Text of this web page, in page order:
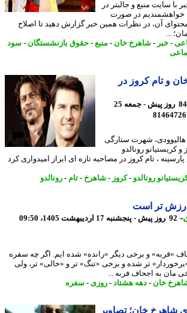
منبع و جالبتر در
در صورت
آن، در نظرات همین خبر گزارش دهید تا اصلاح
خبر-شاهرخ خان -منبع -حقوق بازنشستگان-سود
تام کروز در
84 روز پیش - جمعه 25
شهرت ستارگی
رونالدو
، تام کروز در مصاحبه تازه ای ابراز امیدواری کرد
رونالدو-کروز- شاهرخ-تام -رونالدو
تر است
1405، 09:50
و برخی دیگر «رانده» شده ایم. اگر چه سفره
تر شده و برخی «تنگ» تر و «خالی» تر، ولی
به اجحاف فربه ...
خان -دهه هشتاد-روزی - سفره
خان؛ تصاویر